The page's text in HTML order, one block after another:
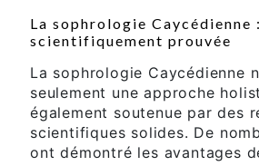
La sophrologie Caycédienne
scientifiquement prouvée
La sophrologie Caycédienne
seulement une approche
également soutenue par des
scientifiques solides. De
ont démontré les avantages